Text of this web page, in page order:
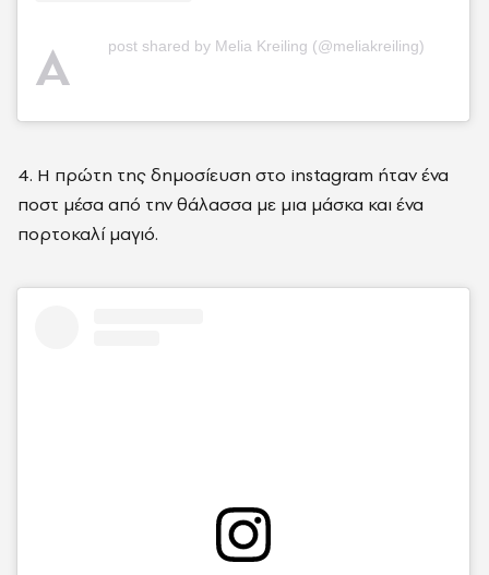
A post shared by Melia Kreiling (@meliakreiling)
4. Η πρώτη της δημοσίευση στο instagram ήταν ένα
ποστ μέσα από την θάλασσα με μια μάσκα και ένα
πορτοκαλί μαγιό.